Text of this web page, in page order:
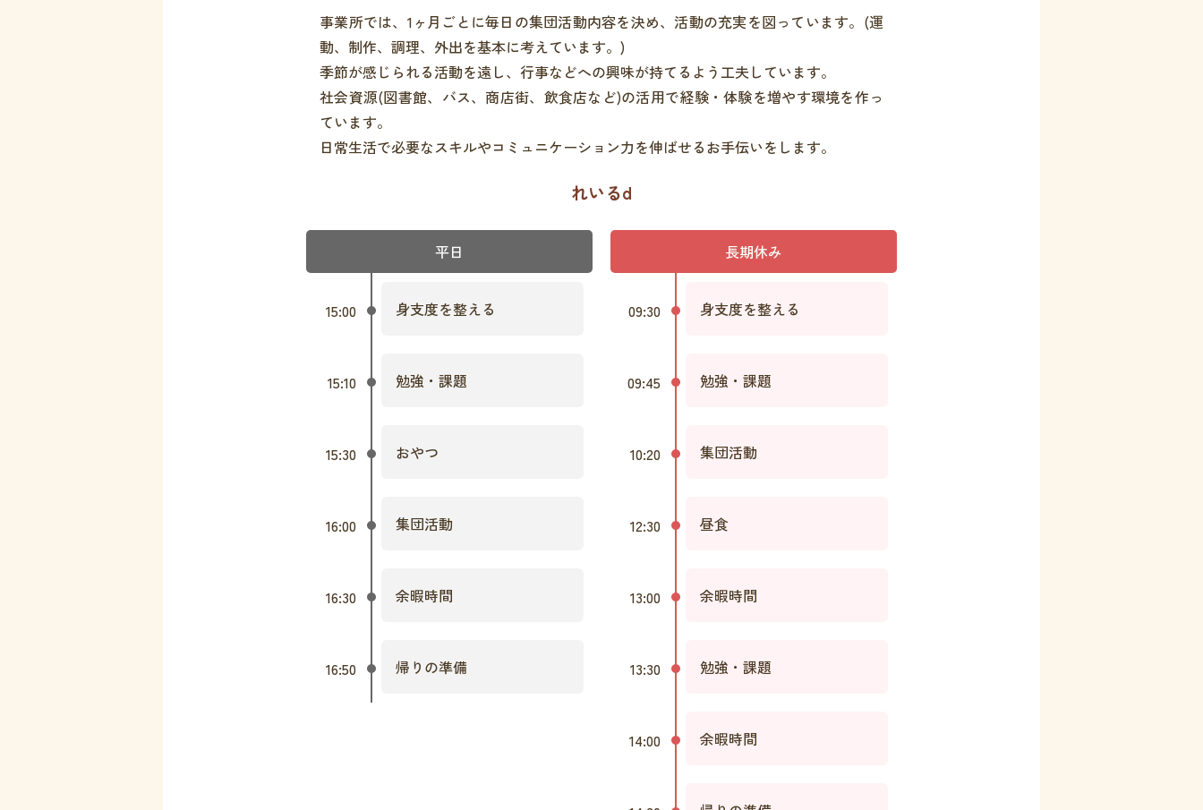
事業所では、1ヶ月ごとに毎日の集団活動内容を決め、活動の充実を図っています。(運
動、制作、調理、外出を基本に考えています。)
季節が感じられる活動を遠し、行事などへの興味が持てるよう工夫しています。
社会資源(図書館、バス、商店街、飲食店など)の活用で経験・体験を増やす環境を作っ
ています。
日常生活で必要なスキルやコミュニケーション力を伸ばせるお手伝いをします。
れいるd
平日
15:00 身支度を整える
15:10 勉強・課題
15:30 おやつ
16:00 集団活動
16:30 余暇時間
16:50 帰りの準備
長期休み
09:30 身支度を整える
09:45 勉強・課題
10:20 集団活動
12:30 昼食
13:00 余暇時間
13:30 勉強・課題
14:00 余暇時間